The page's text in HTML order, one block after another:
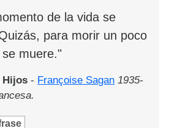
de la vida se
para morir un poco
muere."
Hijos - Françoise Sagan 1935-